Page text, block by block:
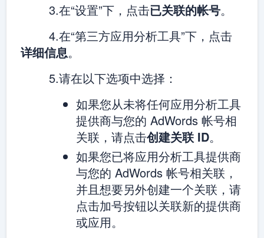
3.在“设置”下，点击已关联的帐号。
4.在“第三方应用分析工具”下，点击
详细信息。
5.请在以下选项中选择：
如果您从未将任何应用分析工具
提供商与您的 AdWords 帐号相
关联，请点击创建关联 ID。
如果您已将应用分析工具提供商
与您的 AdWords 帐号相关联，
并且想要另外创建一个关联，请
点击加号按钮以关联新的提供商
或应用。